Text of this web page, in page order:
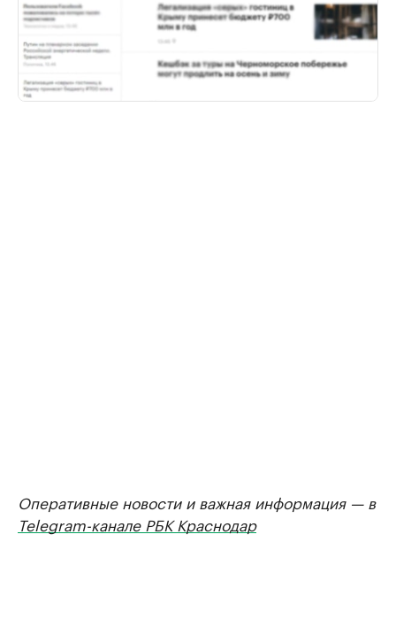
Оперативные новости и важная информация — в
Telegram-канале РБК Краснодар